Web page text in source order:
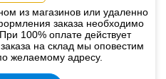
из магазинов или удаленно
заказа необходимо
100% оплате действует
на склад мы оповестим
желаемому адресу.